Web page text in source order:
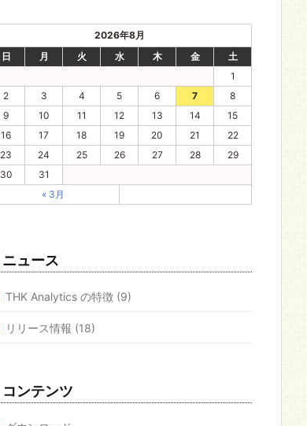
2026年8月
日
月 火 水 木 金
土
1
2
3 4 5 6 7
8
9
10 11 12 13 14
15
16
17 18 19 20 21
22
23
24 25 26 27 28
29
30
31
« 3月
ニュース
THK Analytics の特徴 (9)
リリース情報 (18)
コンテンツ